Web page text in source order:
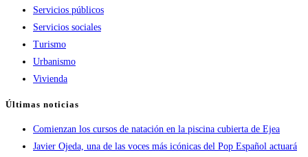
Servicios públicos
Servicios sociales
Turismo
Urbanismo
Vivienda
Últimas noticias
Comienzan los cursos de natación en la piscina cubierta de Ejea
Javier Ojeda, una de las voces más icónicas del Pop Español actuará